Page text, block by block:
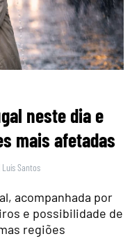
neste dia e
mais afetadas
Luís Santos
acompanhada por
e possibilidade de
regiões